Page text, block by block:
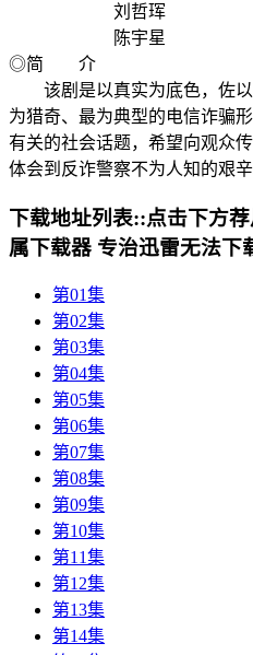
刘哲珲
陈宇星
◎简 介
该剧是以真实为底色，佐以
为猎奇、最为典型的电信诈骗
有关的社会话题，希望向观众
体会到反诈警察不为人知的艰辛
下载地址列表::点击下方
属下载器 专治迅雷无法下
第01集
第02集
第03集
第04集
第05集
第06集
第07集
第08集
第09集
第10集
第11集
第12集
第13集
第14集